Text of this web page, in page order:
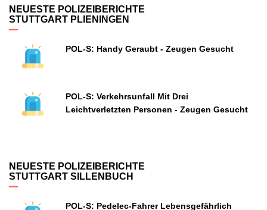
NEUESTE POLIZEIBERICHTE
STUTTGART PLIENINGEN
POL-S: Handy Geraubt - Zeugen Gesucht
POL-S: Verkehrsunfall Mit Drei
Leichtverletzten Personen - Zeugen Gesucht
NEUESTE POLIZEIBERICHTE
STUTTGART SILLENBUCH
POL-S: Pedelec-Fahrer Lebensgefährlich